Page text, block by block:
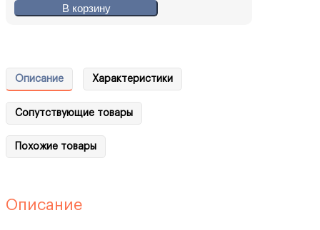
В корзину
Описание Характеристики
Сопутствующие товары
Похожие товары
Описание